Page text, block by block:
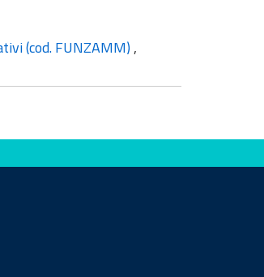
(cod. FUNZAMM) ,